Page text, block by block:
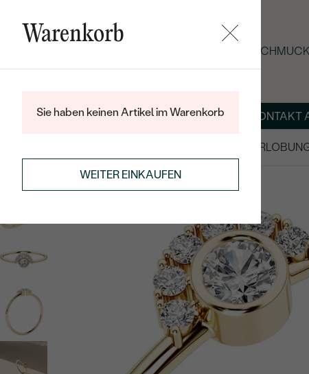
SOMMER-BLACK-FRIDAY: -25 % AUF
ÜBER UNS MAGAZINSCHMUCK NACH MASS KONTAKT
MINIMALISTISCHE RINGE
Warenkorb
Sie haben keinen Artikel im Warenkorb
WEITER EINKAUFEN